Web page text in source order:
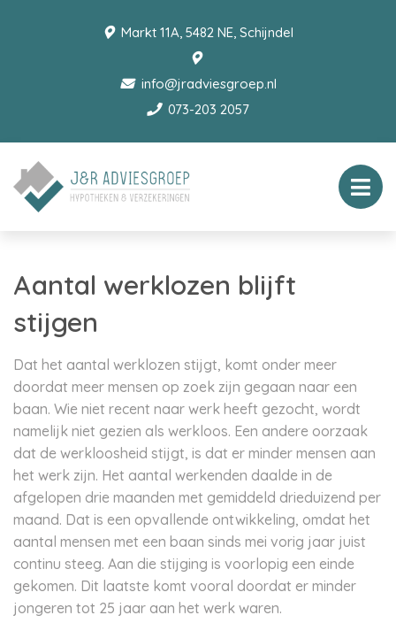
Markt 11A, 5482 NE, Schijndel
info@jradviesgroep.nl
073-203 2057
Aantal werklozen blijft
stijgen
Dat het aantal werklozen stijgt, komt onder meer
doordat meer mensen op zoek zijn gegaan naar een
baan. Wie niet recent naar werk heeft gezocht, wordt
namelijk niet gezien als werkloos. Een andere oorzaak
dat de werkloosheid stijgt, is dat er minder mensen aan
het werk zijn. Het aantal werkenden daalde in de
afgelopen drie maanden met gemiddeld drieduizend per
maand. Dat is een opvallende ontwikkeling, omdat het
aantal mensen met een baan sinds mei vorig jaar juist
continu steeg. Aan die stijging is voorlopig een einde
gekomen. Dit laatste komt vooral doordat er minder
jongeren tot 25 jaar aan het werk waren.